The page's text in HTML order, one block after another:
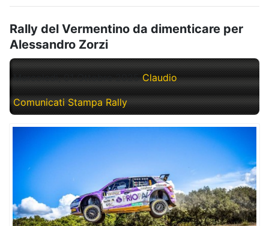
Rally del Vermentino da dimenticare per
Alessandro Zorzi
Mercoledì, 01 Ottobre 2025 Claudio
Comunicati Stampa Rally